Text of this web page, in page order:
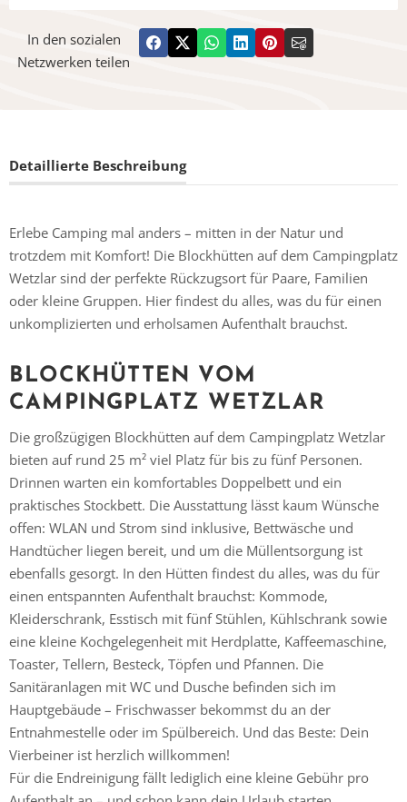
In den sozialen
Netzwerken teilen
Detaillierte Beschreibung
Erlebe Camping mal anders – mitten in der Natur und
trotzdem mit Komfort! Die Blockhütten auf dem Campingplatz
Wetzlar sind der perfekte Rückzugsort für Paare, Familien
oder kleine Gruppen. Hier findest du alles, was du für einen
unkomplizierten und erholsamen Aufenthalt brauchst.
BLOCKHÜTTEN VOM
CAMPINGPLATZ WETZLAR
Die großzügigen Blockhütten auf dem Campingplatz Wetzlar
bieten auf rund 25 m² viel Platz für bis zu fünf Personen.
Drinnen warten ein komfortables Doppelbett und ein
praktisches Stockbett. Die Ausstattung lässt kaum Wünsche
offen: WLAN und Strom sind inklusive, Bettwäsche und
Handtücher liegen bereit, und um die Müllentsorgung ist
ebenfalls gesorgt. In den Hütten findest du alles, was du für
einen entspannten Aufenthalt brauchst: Kommode,
Kleiderschrank, Esstisch mit fünf Stühlen, Kühlschrank sowie
eine kleine Kochgelegenheit mit Herdplatte, Kaffeemaschine,
Toaster, Tellern, Besteck, Töpfen und Pfannen. Die
Sanitäranlagen mit WC und Dusche befinden sich im
Hauptgebäude – Frischwasser bekommst du an der
Entnahmestelle oder im Spülbereich. Und das Beste: Dein
Vierbeiner ist herzlich willkommen!
Für die Endreinigung fällt lediglich eine kleine Gebühr pro